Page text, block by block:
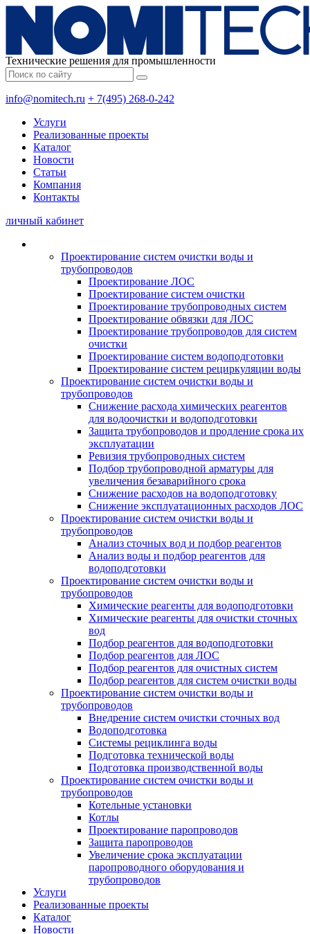
Технические решения для промышленности
info@nomitech.ru + 7(495) 268-0-242
Услуги
Реализованные проекты
Каталог
Новости
Статьи
Компания
Контакты
личный кабинет
Проектирование систем очистки воды и
трубопроводов
Проектирование ЛОС
Проектирование систем очистки
Проектирование трубопроводных систем
Проектирование обвязки для ЛОС
Проектирование трубопроводов для систем
очистки
Проектирование систем водоподготовки
Проектирование систем рециркуляции воды
Проектирование систем очистки воды и
трубопроводов
Снижение расхода химических реагентов
для водоочистки и водоподготовки
Защита трубопроводов и продление срока их
эксплуатации
Ревизия трубопроводных систем
Подбор трубопроводной арматуры для
увеличения безаварийного срока
Снижение расходов на водоподготовку
Снижение эксплуатационных расходов ЛОС
Проектирование систем очистки воды и
трубопроводов
Анализ сточных вод и подбор реагентов
Анализ воды и подбор реагентов для
водоподготовки
Проектирование систем очистки воды и
трубопроводов
Химические реагенты для водоподготовки
Химические реагенты для очистки сточных
вод
Подбор реагентов для водоподготовки
Подбор реагентов для ЛОС
Подбор реагентов для очистных систем
Подбор реагентов для систем очистки воды
Проектирование систем очистки воды и
трубопроводов
Внедрение систем очистки сточных вод
Водоподготовка
Системы рециклинга воды
Подготовка технической воды
Подготовка производственной воды
Проектирование систем очистки воды и
трубопроводов
Котельные установки
Котлы
Проектирование паропроводов
Защита паропроводов
Увеличение срока эксплуатации
паропроводного оборудования и
трубопроводов
Услуги
Реализованные проекты
Каталог
Новости